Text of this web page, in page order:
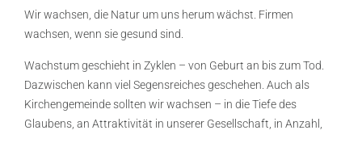
Wir wachsen, die Natur um uns herum wächst. Firmen
wachsen, wenn sie gesund sind.
Wachstum geschieht in Zyklen – von Geburt an bis zum Tod.
Dazwischen kann viel Segensreiches geschehen. Auch als
Kirchengemeinde sollten wir wachsen – in die Tiefe des
Glaubens, an Attraktivität in unserer Gesellschaft, in Anzahl,